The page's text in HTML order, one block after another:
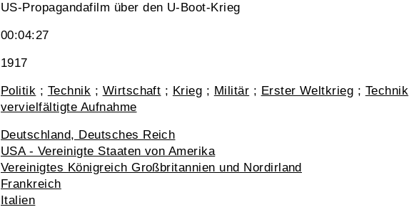
US-Propagandafilm über den U-Boot-Krieg
00:04:27
1917
Politik ; Technik ; Wirtschaft ; Krieg ; Militär ; Erster Weltkrieg ; Technik
vervielfältigte Aufnahme
Deutschland, Deutsches Reich
USA - Vereinigte Staaten von Amerika
Vereinigtes Königreich Großbritannien und Nordirland
Frankreich
Italien